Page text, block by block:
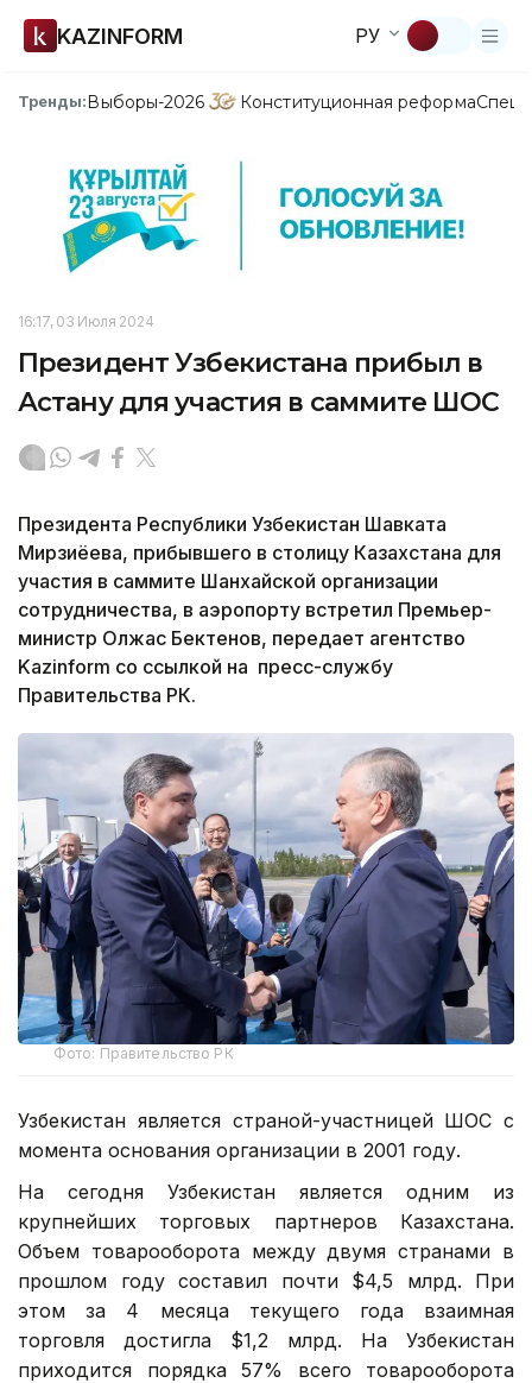
KAZINFORM РУ
Тренды:Выборы-2026 Конституционная реформа
16:17, 03 Июля 2024
Президент Узбекистана прибыл в
Астану для участия в саммите ШОС
Президента Республики Узбекистан Шавката
Мирзиёева, прибывшего в столицу Казахстана для
участия в саммите Шанхайской организации
сотрудничества, в аэропорту встретил Премьер-
министр Олжас Бектенов, передает агентство
Kazinform со ссылкой на пресс-службу
Правительства РК.
Фото: Правительство РК
Узбекистан является страной-участницей ШОС с
момента основания организации в 2001 году.
На сегодня Узбекистан является одним из
крупнейших торговых партнеров Казахстана.
Объем товарооборота между двумя странами в
прошлом году составил почти $4,5 млрд. При
этом за 4 месяца текущего года взаимная
торговля достигла $1,2 млрд. На Узбекистан
приходится порядка 57% всего товарооборота